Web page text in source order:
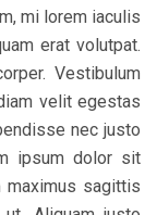
mi lorem iaculis
erat volutpat.
Vestibulum
velit egestas
nec justo
ipsum dolor sit
maximus sagittis